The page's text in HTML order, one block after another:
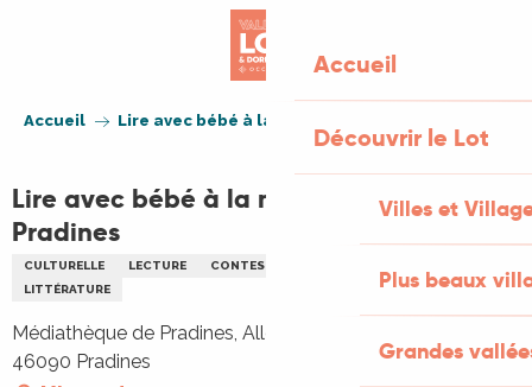
Accueil
Découvrir le Lot
Villes et
Plus beaux
Grandes
Accueil Lire avec bébé à la médiathèque de Pradines
Lire avec bébé à la médiathèque de
Pradines
CULTURELLE LECTURE CONTES
LITTÉRATURE
Médiathèque de Pradines, Allée François-Mitterrand,
46090 Pradines